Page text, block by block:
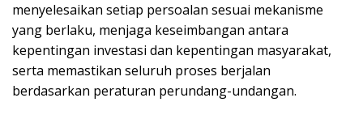
menyelesaikan setiap persoalan sesuai mekanisme
yang berlaku, menjaga keseimbangan antara
kepentingan investasi dan kepentingan masyarakat,
serta memastikan seluruh proses berjalan
berdasarkan peraturan perundang-undangan.